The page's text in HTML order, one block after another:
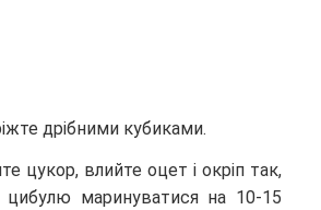
дрібними кубиками.
цукор, влийте оцет і окріп так,
цибулю маринуватися на 10-15